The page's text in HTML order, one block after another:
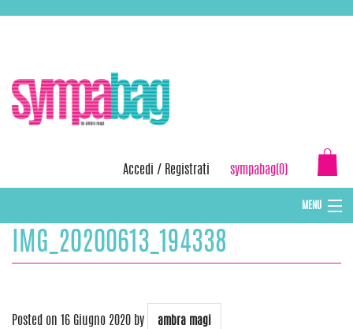
Accedi / Registrati sympabag(0)
MENU
CAPPELLI INVERNALI DONNA
IMG_20200613_194338
Posted on 16 Giugno 2020 by ambra magi